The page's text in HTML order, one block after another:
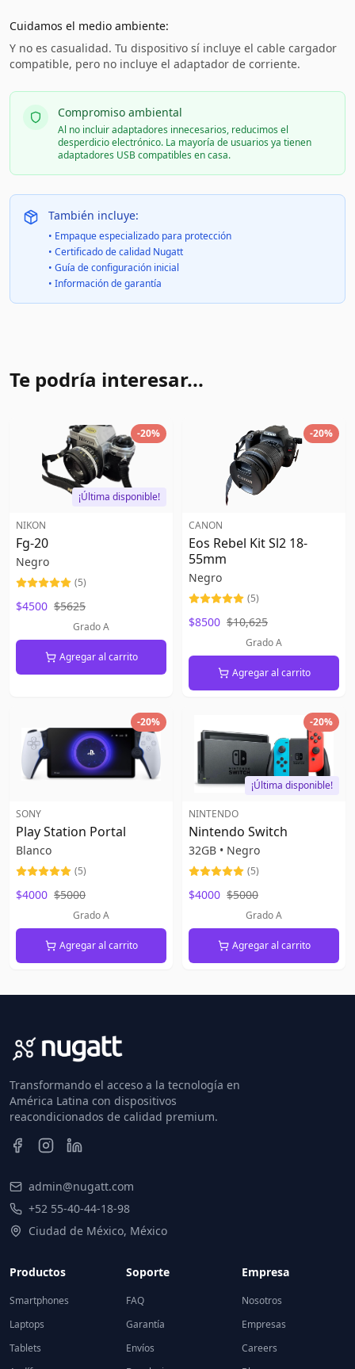
Cuidamos el medio ambiente:
Y no es casualidad. Tu dispositivo sí incluye el cable cargador
compatible, pero no incluye el adaptador de corriente.
Compromiso ambiental
Al no incluir adaptadores innecesarios, reducimos el
desperdicio electrónico. La mayoría de usuarios ya tienen
adaptadores USB compatibles en casa.
También incluye:
• Empaque especializado para protección
• Certificado de calidad Nugatt
• Guía de configuración inicial
• Información de garantía
Te podría interesar...
-20%
¡Última disponible!
NIKON
Fg-20
Negro
(5)
$4500 $5625
Grado A
Agregar al carrito
-20%
CANON
Eos Rebel Kit Sl2 18-
55mm
Negro
(5)
$8500 $10,625
Grado A
Agregar al carrito
-20%
SONY
Play Station Portal
Blanco
(5)
$4000 $5000
Grado A
Agregar al carrito
-20%
¡Última disponible!
NINTENDO
Nintendo Switch
32GB • Negro
(5)
$4000 $5000
Grado A
Agregar al carrito
Transformando el acceso a la tecnología en
América Latina con dispositivos
reacondicionados de calidad premium.
admin@nugatt.com
+52 55-40-44-18-98
Ciudad de México, México
Productos
Smartphones
Laptops
Tablets
Soporte
FAQ
Garantía
Envíos
Empresa
Nosotros
Empresas
Careers